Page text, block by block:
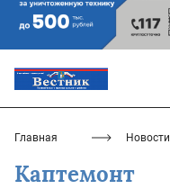
Главная Новости
Каптемонт